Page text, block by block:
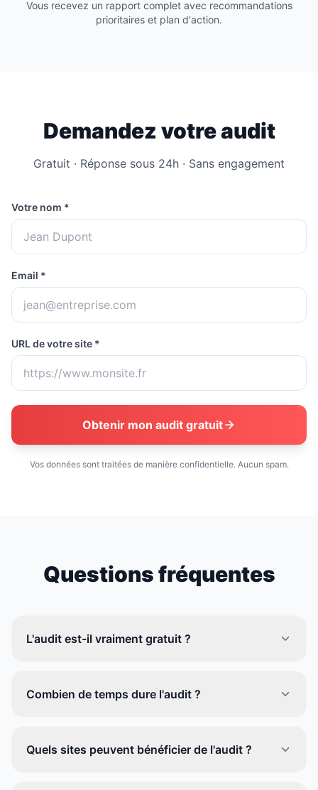
Vous recevez un rapport complet avec recommandations
prioritaires et plan d'action.
Demandez votre audit
Gratuit · Réponse sous 24h · Sans engagement
Votre nom *
Email *
URL de votre site *
Obtenir mon audit gratuit
Vos données sont traitées de manière confidentielle. Aucun spam.
Questions fréquentes
L'audit est-il vraiment gratuit ?
Combien de temps dure l'audit ?
Quels sites peuvent bénéficier de l'audit ?